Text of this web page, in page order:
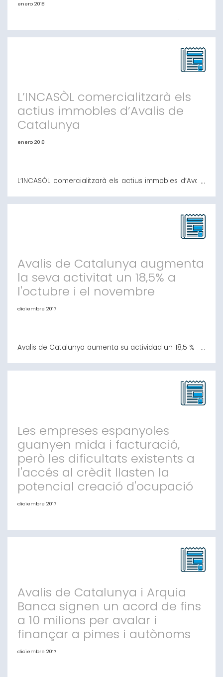
enero 2018
2017 amb més d'1.500 avals concedits per valor de 138
pogut accedir al crèdit gràcies a la Societat de
Garantia Recíproca, un 8% més que l'any anterior -
L'entitat genera 2,3 milions d'euros destinats reserves,
L’INCASÒL comercialitzarà els
actius immobles d’Avalis de
Catalunya
enero 2018
L’INCASÒL comercialitzarà els actius immobles d’Avalis
actius de diferent tipologia Barcelona, 24 de gener del
Albert Civit, i el conseller delegat de l’empresa Avalis
de Catalunya, SGR, Josep Lores, han signat avui un
Avalis de Catalunya augmenta
la seva activitat un 18,5% a
l'octubre i el novembre
diciembre 2017
Avalis de Catalunya aumenta su actividad un 18,5 % en
concedidos en estos dos meses del año se eleva
2017.- Avalis de Catalunya, Sociedad de Garantía
Recíproca (S.G.R) ha concedido un total de 288 avales
Les empreses espanyoles
guanyen mida i facturació,
però les dificultats existents a
l'accés al crèdit llasten la
potencial creació d'ocupació
diciembre 2017
pero las dificultades existentes en el acceso al crédito
el V Informe de SGR-CESGAR sobre «Financiación de la
Pyme en España», que indica que 130.000 compañías
crearán 259.000 puestos de trabajo en los próximos
Avalis de Catalunya i Arquia
Banca signen un acord de fins
a 10 milions per avalar i
finançar a pimes i autònoms
diciembre 2017